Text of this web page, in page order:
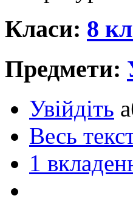
Класи: 8
Предмети:
Увійдіть
Весь
1